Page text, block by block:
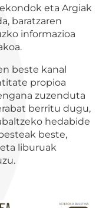
eta Argiak
baratzaren
informazioa
beste kanal
propioa
zuzenduta
berritu dugu,
hedabide
beste,
liburuak